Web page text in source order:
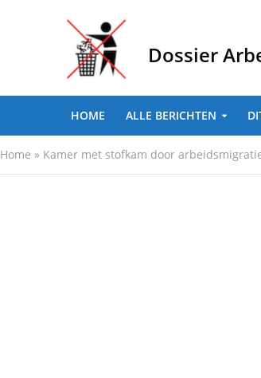
Dossier
HOME ALLE BERICHTEN
Home » Kamer met stofkam door